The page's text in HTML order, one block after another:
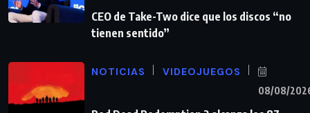
CEO de Take-Two dice que los discos “no
tienen sentido”
NOTICIAS VIDEOJUEGOS
08/08/